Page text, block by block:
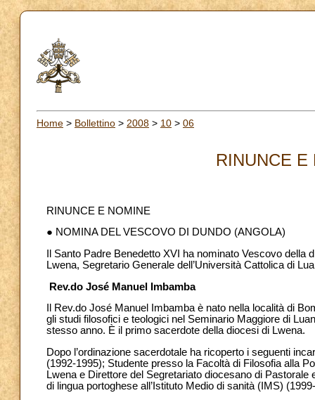
Home > Bollettino > 2008 > 10 > 06
RINUNCE E
RINUNCE E NOMINE
● NOMINA DEL VESCOVO DI DUNDO (ANGOLA)
Il Santo Padre Benedetto XVI ha nominato Vescovo
Lwena, Segretario Generale dell’Università Cattolica di
Rev.do José Manuel Imbamba
Il Rev.do José Manuel Imbamba è nato nella località di
gli studi filosofici e teologici nel Seminario Maggiore di
stesso anno. È il primo sacerdote della diocesi di Lwena.
Dopo l’ordinazione sacerdotale ha ricoperto i seguenti
(1992-1995); Studente presso la Facoltà di Filosofia alla
Lwena e Direttore del Segretariato diocesano di
di lingua portoghese all’Istituto Medio di sanità (IMS)